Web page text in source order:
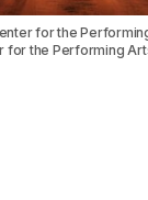
for the
for the Performing